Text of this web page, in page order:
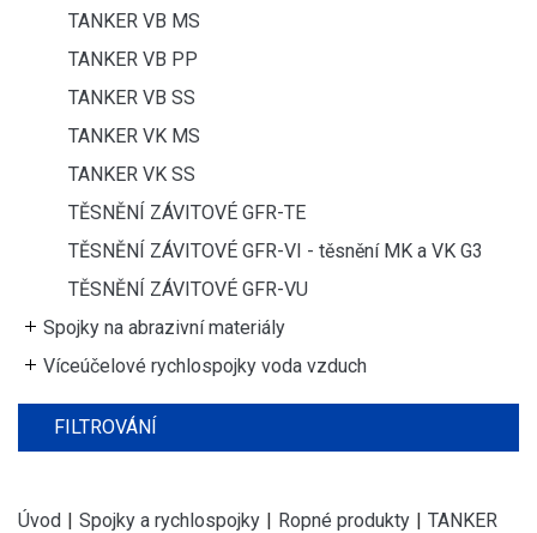
TANKER VB MS
TANKER VB PP
TANKER VB SS
TANKER VK MS
TANKER VK SS
TĚSNĚNÍ ZÁVITOVÉ GFR-TE
TĚSNĚNÍ ZÁVITOVÉ GFR-VI - těsnění MK a VK G3
TĚSNĚNÍ ZÁVITOVÉ GFR-VU
Spojky na abrazivní materiály
Víceúčelové rychlospojky voda vzduch
FILTROVÁNÍ
Úvod | Spojky a rychlospojky | Ropné produkty | TANKER